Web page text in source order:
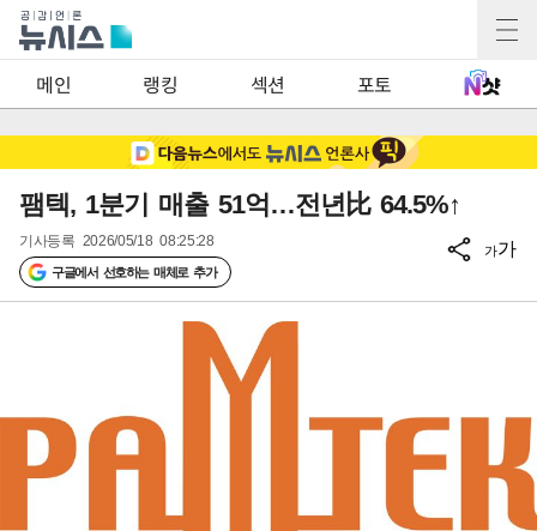
메인 랭킹 섹션 포토
팸텍, 1분기 매출 51억…전년比 64.5%↑
기사등록 2026/05/18 08:25:28
구글에서 선호하는 매체로 추가
가가